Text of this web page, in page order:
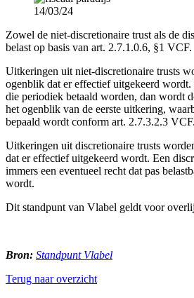
14/03/24
Zowel de niet-discretionaire trust als de
belast op basis van art. 2.7.1.0.6, §1 VCF.
Uitkeringen uit niet-discretionaire trusts
ogenblik dat er effectief uitgekeerd
die periodiek betaald worden, dan wordt
het ogenblik van de eerste uitkering,
bepaald wordt conform art. 2.7.3.2.3 VCF.
Uitkeringen uit discretionaire trusts
dat er effectief uitgekeerd wordt. Een
immers een eventueel recht dat pas
wordt.
Dit standpunt van Vlabel geldt voor
Bron: Standpunt Vlabel
Terug naar overzicht